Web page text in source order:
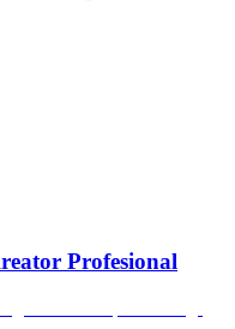
Profesional